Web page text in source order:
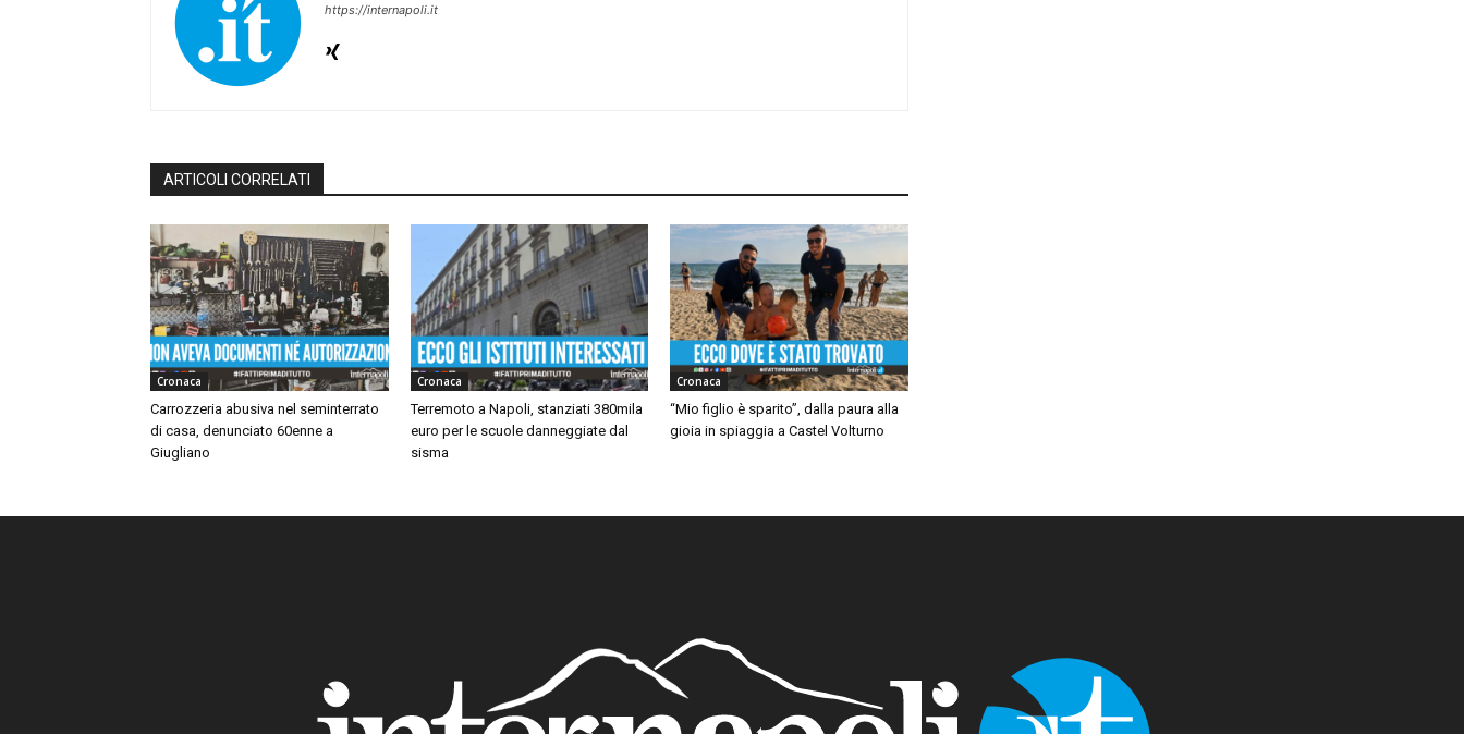
https://internapoli.it
ARTICOLI CORRELATI
Cronaca
Carrozzeria abusiva nel seminterrato
di casa, denunciato 60enne a
Giugliano
Cronaca
Terremoto a Napoli, stanziati 380mila
euro per le scuole danneggiate dal
sisma
Cronaca
“Mio figlio è sparito”, dalla paura alla
gioia in spiaggia a Castel Volturno